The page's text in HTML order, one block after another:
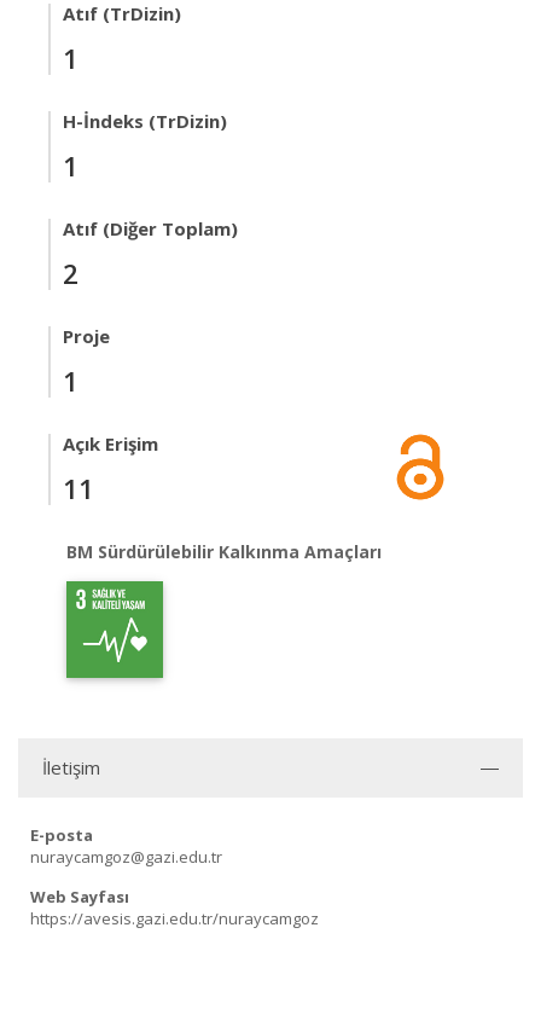
Atıf (TrDizin)
1
H-İndeks (TrDizin)
1
Atıf (Diğer Toplam)
2
Proje
1
Açık Erişim
11
BM Sürdürülebilir Kalkınma Amaçları
İletişim
E-posta
nuraycamgoz@gazi.edu.tr
Web Sayfası
https://avesis.gazi.edu.tr/nuraycamgoz